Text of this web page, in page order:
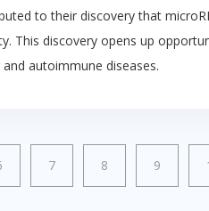
to their discovery that
This discovery opens up
autoimmune diseases.
7 8 9